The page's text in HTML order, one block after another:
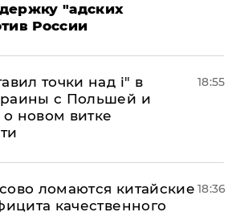
"адских
России
точки над і" в
с Польшей и
новом витке
18:55
ломаются китайские
качественного
18:36